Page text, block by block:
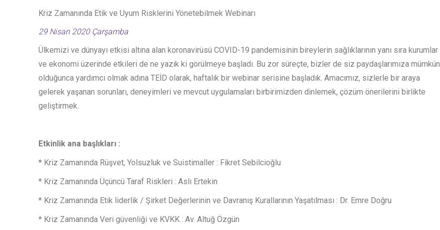
Kriz Zamanında Etik ve Uyum Risklerini Yönetebilmek Webinarı
29 Nisan 2020 Çarşamba
Ülkemizi ve dünyayı etkisi altına alan koronavirüsü COVID-19 pandemisinin bireylerin sağlıklarının yanı sıra kurumlar
ve ekonomi üzerinde etkileri de ne yazık ki görülmeye başladı. Bu zor süreçte, bizler de siz paydaşlarımıza mümkün
olduğunca yardımcı olmak adına TEİD olarak, haftalık bir webinar serisine başladık. Amacımız, sizlerle bir araya
gelerek yaşanan sorunları, deneyimleri ve mevcut uygulamaları birbirimizden dinlemek, çözüm önerilerini birlikte
geliştirmek.
Etkinlik ana başlıkları :
* Kriz Zamanında Rüşvet, Yolsuzluk ve Suistimaller : Fikret Sebilcioğlu
* Kriz Zamanında Üçüncü Taraf Riskleri : Aslı Ertekin
* Kriz Zamanında Etik liderlik / Şirket Değerlerinin ve Davranış Kurallarının Yaşatılması : Dr. Emre Doğru
* Kriz Zamanında Veri güvenliği ve KVKK : Av. Altuğ Özgün